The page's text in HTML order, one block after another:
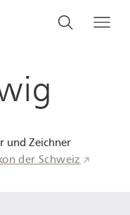
Search
Suche
und Zeichner
der Schweiz